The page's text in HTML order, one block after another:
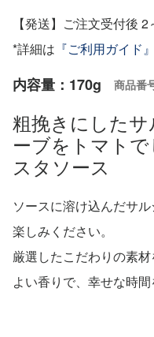
【発送】ご注文受付後
*詳細は 『ご利用ガイド』
内容量：170g 商品番
粗挽きにした
ーブをトマト
スタソース
ソースに溶け込んだサ
楽しみください。
厳選したこだわりの素
よい香りで、幸せな時間